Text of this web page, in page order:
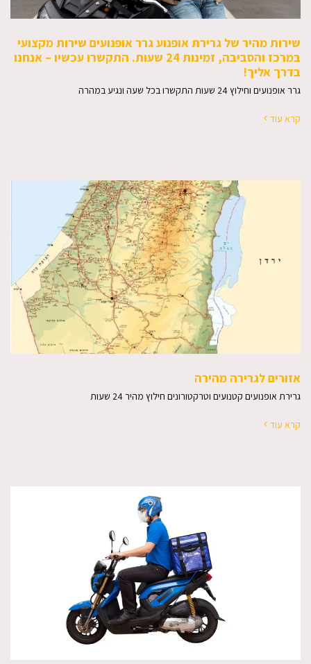
שירות מהיר של גרירת אופנוע גרר אופנועים שירות מקצועי
במרכז והסביבה, זמינות 24 שעות. התקשרו עכשיו – אנחנו
בדרך אליך!
גרר אופנועים וחילוץ 24 שעות התקשרו בכל שעה ונגיע במהרה
קרא עוד
אזורים לגרירה מהירה
גרירת אופנועים קטנועים וטרקטורונים חילוץ מהיר 24 שעות
קרא עוד